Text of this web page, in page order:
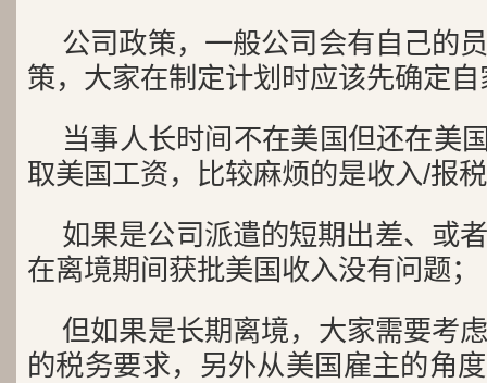
公司政策，一般公司会有自己的
策，大家在制定计划时应该先确定
当事人长时间不在美国但还在美
取美国工资，比较麻烦的是收入/报
如果是公司派遣的短期出差、或
在离境期间获批美国收入没有问题；
但如果是长期离境，大家需要考
的税务要求，另外从美国雇主的角